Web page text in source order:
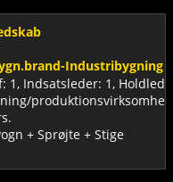
Industribygning
Indsatsleder: 1,
+ Sprøjte + Stige